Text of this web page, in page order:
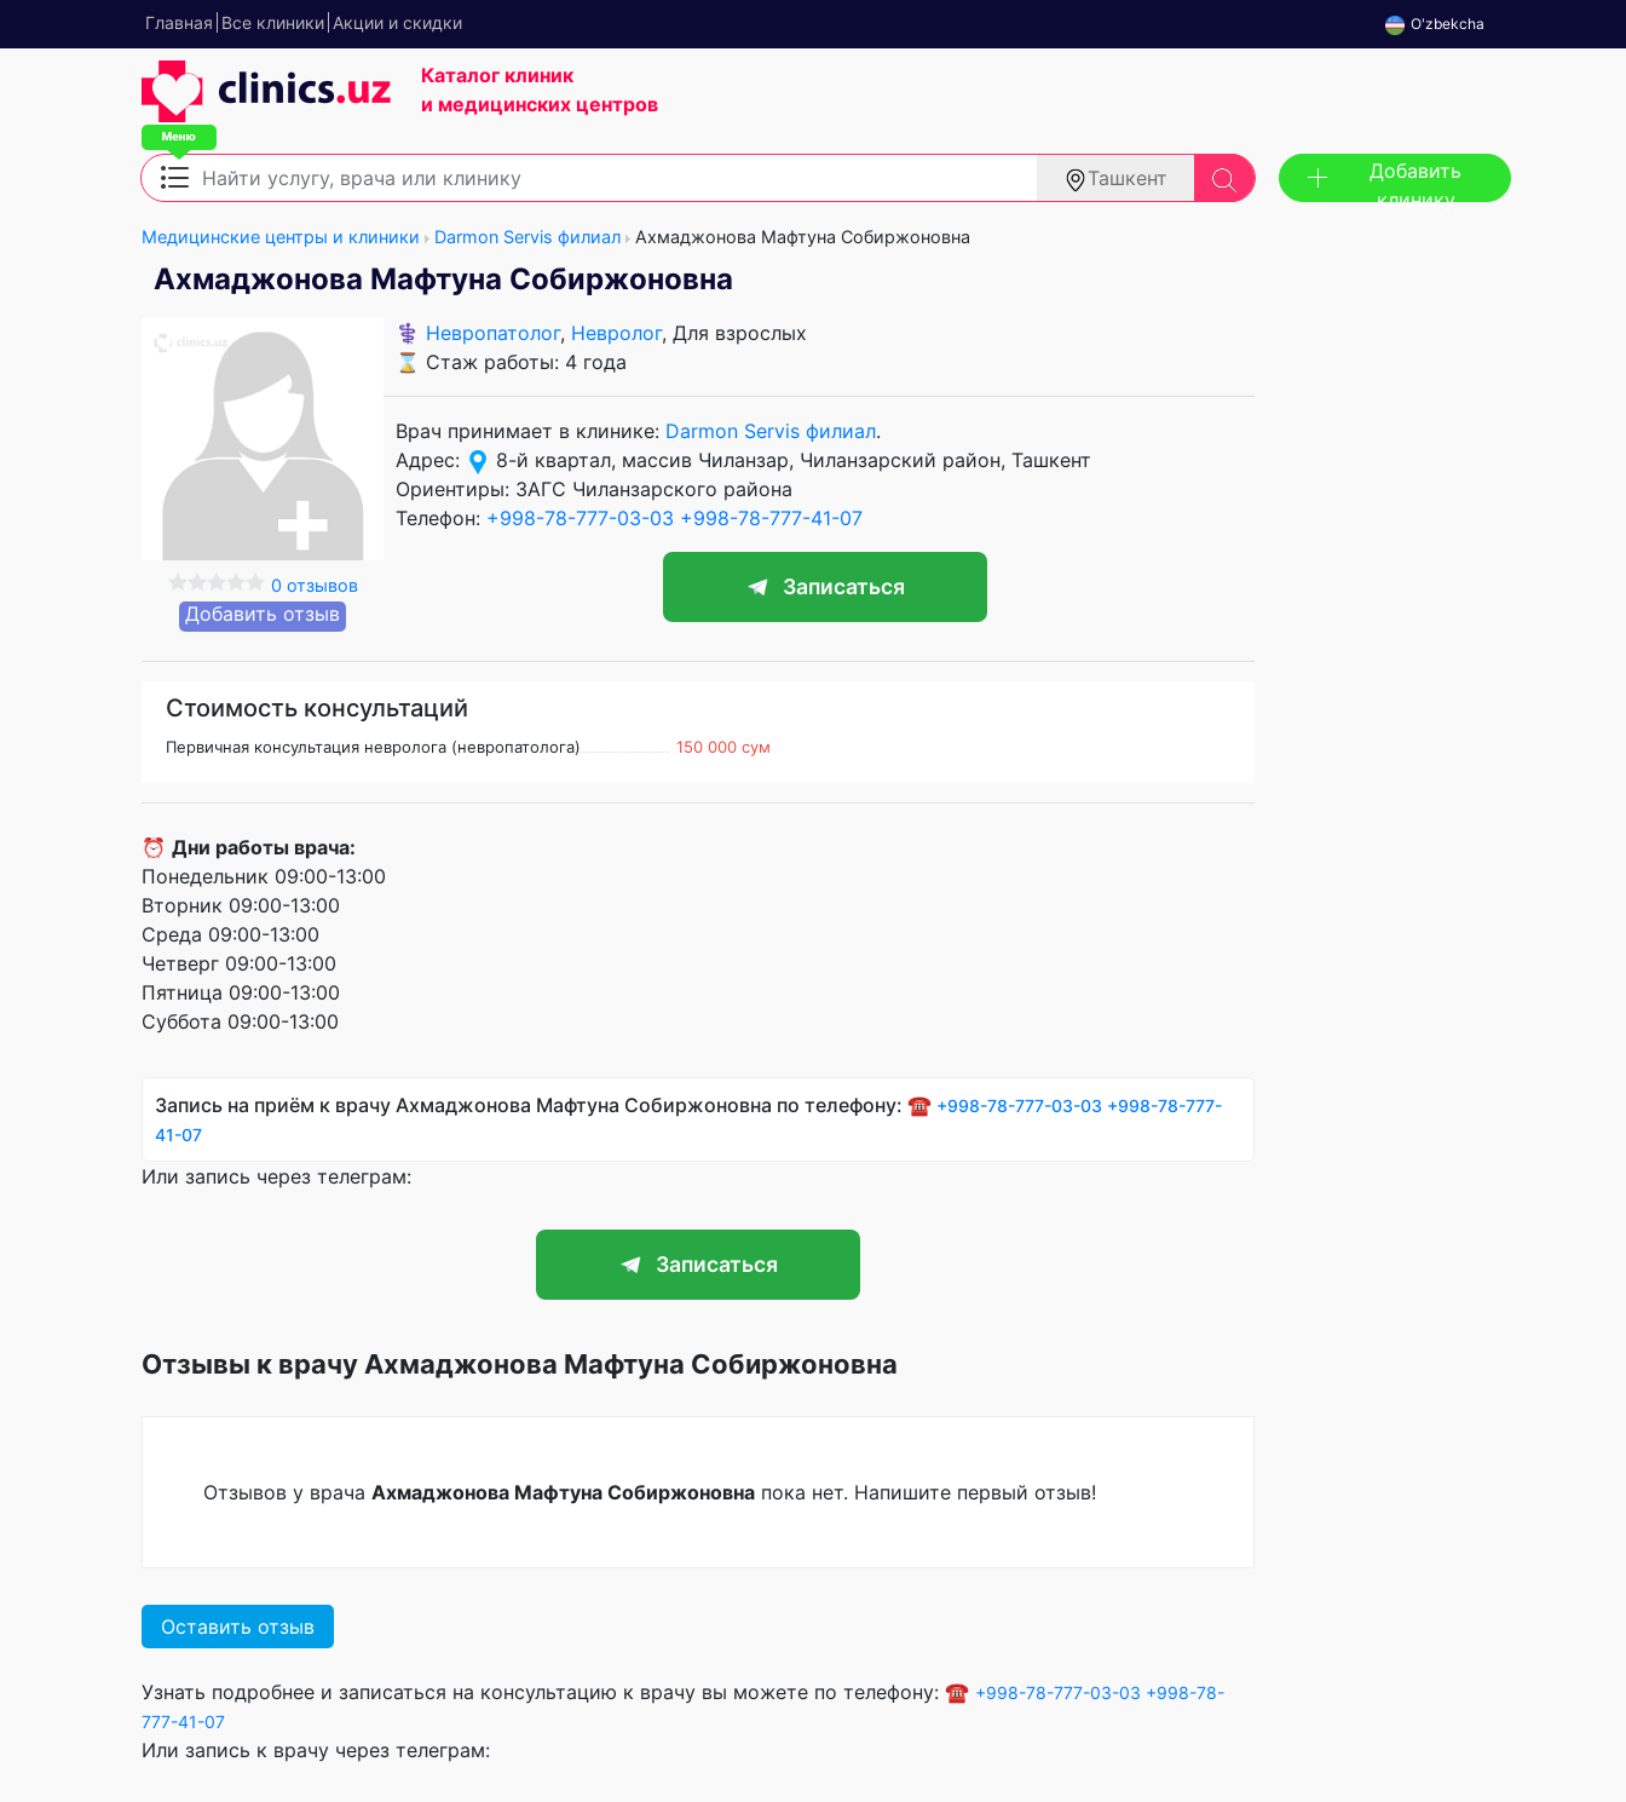
Главная Все клиники Акции и скидки O'zbekcha
Каталог клиник
и медицинских центров
Ташкент
Добавить
клинику
Медицинские центры и клиники Darmon Servis филиал Ахмаджонова Мафтуна Собиржоновна
Ахмаджонова Мафтуна Собиржоновна
0 отзывов
Добавить отзыв
⚕️ Невропатолог, Невролог, Для взрослых
⌛ Стаж работы: 4 года
Врач принимает в клинике: Darmon Servis филиал.
Адрес:
8-й квартал, массив Чиланзар, Чиланзарский район, Ташкент
Ориентиры: ЗАГС Чиланзарского района
Телефон: +998-78-777-03-03 +998-78-777-41-07
Записаться
Стоимость консультаций
Первичная консультация невролога (невропатолога) 150 000 сум
⏰ Дни работы врача:
Понедельник 09:00-13:00
Вторник 09:00-13:00
Среда 09:00-13:00
Четверг 09:00-13:00
Пятница 09:00-13:00
Суббота 09:00-13:00
Запись на приём к врачу Ахмаджонова Мафтуна Собиржоновна по телефону: ☎️ +998-78-777-03-03 +998-78-777-
41-07
Или запись через телеграм:
Записаться
Отзывы к врачу Ахмаджонова Мафтуна Собиржоновна
Отзывов у врача Ахмаджонова Мафтуна Собиржоновна пока нет. Напишите первый отзыв!
Оставить отзыв
Узнать подробнее и записаться на консультацию к врачу вы можете по телефону: ☎️ +998-78-777-03-03 +998-78-
777-41-07
Или запись к врачу через телеграм: